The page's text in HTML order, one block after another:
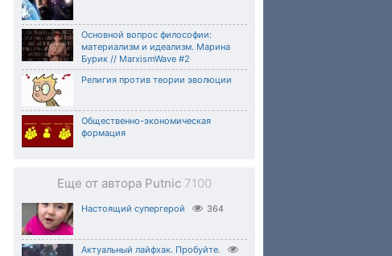
Основной вопрос философии:
материализм и идеализм. Марина
Бурик // MarxismWave #2
Религия против теории эволюции
Общественно-экономическая
формация
Еще от автора Putnic 7100
Настоящий супергерой 364
Актуальный лайфхак. Пробуйте.